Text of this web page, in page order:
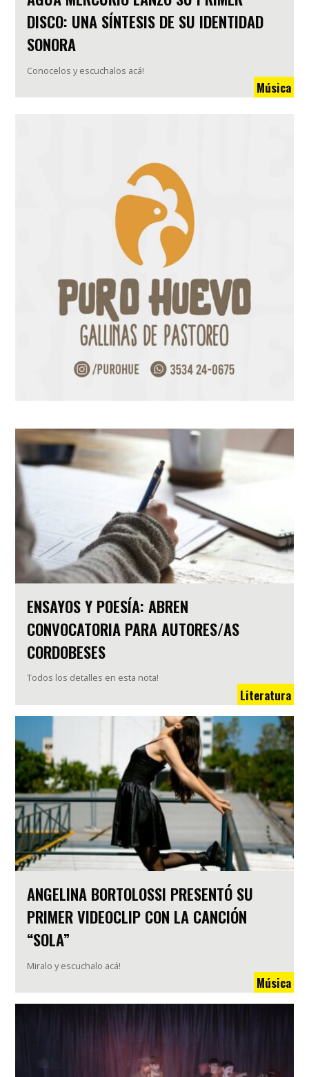
DISCO: UNA SÍNTESIS DE SU IDENTIDAD
SONORA
Conocelos y escuchalos acá!
Música
ENSAYOS Y POESÍA: ABREN
CONVOCATORIA PARA AUTORES/AS
CORDOBESES
Todos los detalles en esta nota!
Literatura
ANGELINA BORTOLOSSI PRESENTÓ SU
PRIMER VIDEOCLIP CON LA CANCIÓN
“SOLA”
Miralo y escuchalo acá!
Música